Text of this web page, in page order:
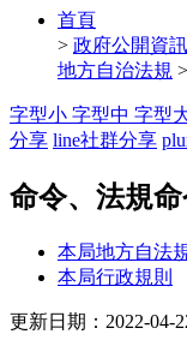
首頁
> 政府公開資訊
地方自治法規 >
字型小 字型中 字型
分享 line社群分享
命令、法規
本局地方自法
本局行政規則
更新日期：2022-04-